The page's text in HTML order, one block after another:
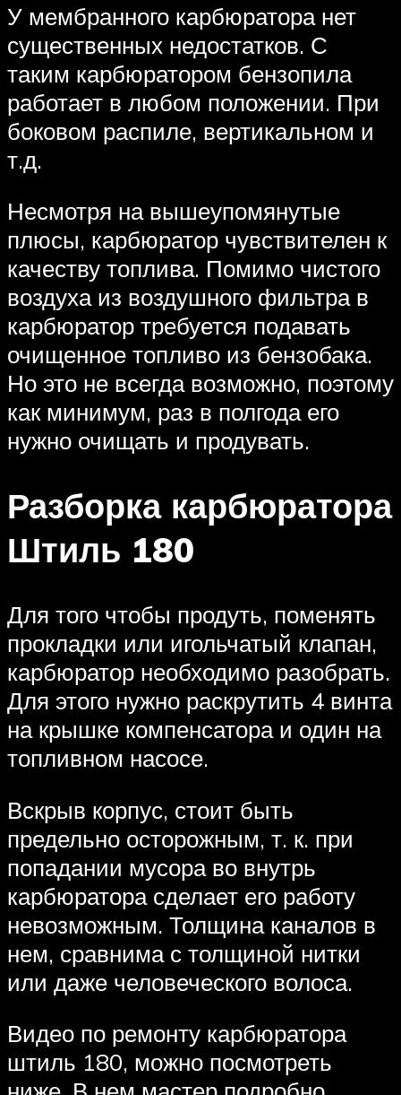
У мембранного карбюратора нет
существенных недостатков. С
таким карбюратором бензопила
работает в любом положении. При
боковом распиле, вертикальном и
т.д.
Несмотря на вышеупомянутые
плюсы, карбюратор чувствителен к
качеству топлива. Помимо чистого
воздуха из воздушного фильтра в
карбюратор требуется подавать
очищенное топливо из бензобака.
Но это не всегда возможно, поэтому
как минимум, раз в полгода его
нужно очищать и продувать.
Разборка карбюратора
Штиль 180
Для того чтобы продуть, поменять
прокладки или игольчатый клапан,
карбюратор необходимо разобрать.
Для этого нужно раскрутить 4 винта
на крышке компенсатора и один на
топливном насосе.
Вскрыв корпус, стоит быть
предельно осторожным, т. к. при
попадании мусора во внутрь
карбюратора сделает его работу
невозможным. Толщина каналов в
нем, сравнима с толщиной нитки
или даже человеческого волоса.
Видео по ремонту карбюратора
штиль 180, можно посмотреть